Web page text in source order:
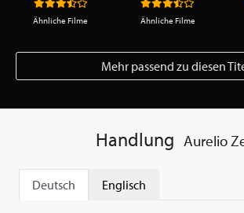
Ähnliche Filme Ähnliche Filme
Mehr passend zu diesen
Handlung Aurelio
Deutsch Englisch